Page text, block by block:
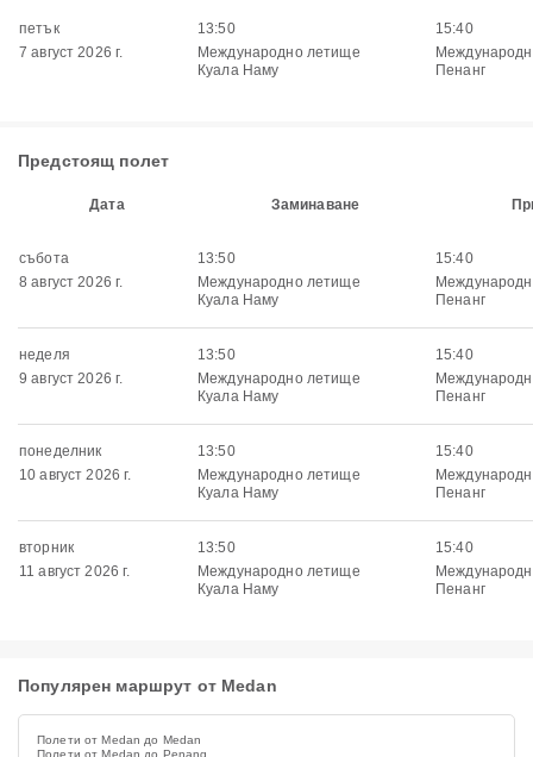
петък
7 август 2026 г.
13:50
Международно летище
Куала Наму
15:40
Пенанг
Предстоящ полет
Дата Заминаване
събота
8 август 2026 г.
13:50
Международно летище
Куала Наму
15:40
Пенанг
неделя
9 август 2026 г.
13:50
Международно летище
Куала Наму
15:40
Пенанг
понеделник
10 август 2026 г.
13:50
Международно летище
Куала Наму
15:40
Пенанг
вторник
11 август 2026 г.
13:50
Международно летище
Куала Наму
15:40
Пенанг
Популярен маршрут от Medan
Полети от Medan до Medan
Полети от Medan до Penang